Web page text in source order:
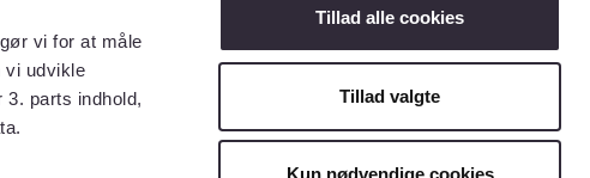
vi for at måle
vi udvikle
3. parts indhold,
Tillad alle cookies
Tillad valgte
Kun nødvendige cookies